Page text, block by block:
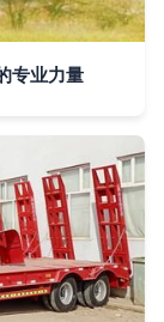
专业力量